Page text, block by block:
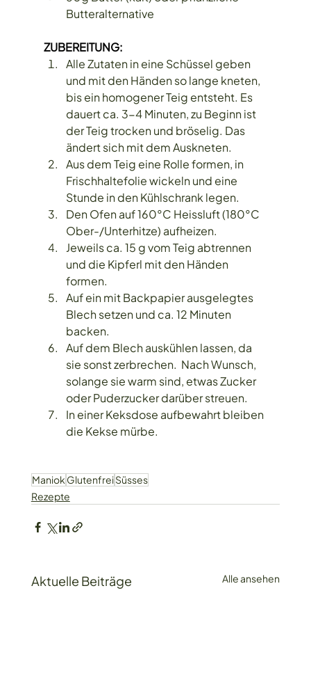
Butteralternative
ZUBEREITUNG:
Alle Zutaten in eine Schüssel geben
und mit den Händen so lange kneten,
bis ein homogener Teig entsteht. Es
dauert ca. 3-4 Minuten, zu Beginn ist
der Teig trocken und bröselig. Das
ändert sich mit dem Auskneten.
Aus dem Teig eine Rolle formen, in
Frischhaltefolie wickeln und eine
Stunde in den Kühlschrank legen.
Den Ofen auf 160°C Heissluft (180°C
Ober-/Unterhitze) aufheizen.
Jeweils ca. 15 g vom Teig abtrennen
und die Kipferl mit den Händen
formen.
Auf ein mit Backpapier ausgelegtes
Blech setzen und ca. 12 Minuten
backen.
Auf dem Blech auskühlen lassen, da
sie sonst zerbrechen.  Nach Wunsch,
solange sie warm sind, etwas Zucker
oder Puderzucker darüber streuen.
In einer Keksdose aufbewahrt bleiben
die Kekse mürbe.
Maniok GlutenfreiSüsses
Rezepte
Aktuelle Beiträge Alle ansehen